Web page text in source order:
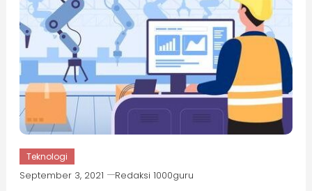
Teknologi
September 3, 2021 Redaksi 1000guru